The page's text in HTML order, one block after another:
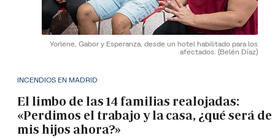
Yorlene, Gabor y Esperanza, desde un hotel habilitado para los
afectados. (Belén Díaz)
INCENDIOS EN MADRID
El limbo de las 14 familias realojadas:
«Perdimos el trabajo y la casa, ¿qué será de
mis hijos ahora?»